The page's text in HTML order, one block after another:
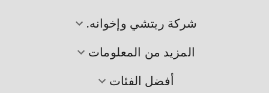
شركة ريتشي وإخوانه.
المزيد من المعلومات
أفضل الفئات